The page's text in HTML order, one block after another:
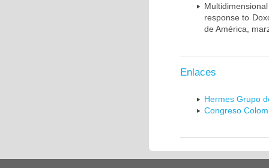
response to
de América,
Enlaces
Hermes Grupo
Congreso